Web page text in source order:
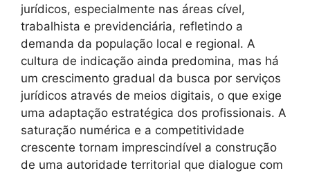
jurídicos, especialmente nas áreas cível,
trabalhista e previdenciária, refletindo a
demanda da população local e regional. A
cultura de indicação ainda predomina, mas há
um crescimento gradual da busca por serviços
jurídicos através de meios digitais, o que exige
uma adaptação estratégica dos profissionais. A
saturação numérica e a competitividade
crescente tornam imprescindível a construção
de uma autoridade territorial que dialogue com